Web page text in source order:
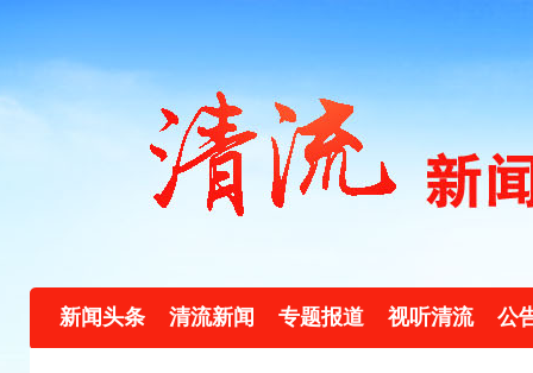
新闻头条 清流新闻 专题报道 视听清流 公